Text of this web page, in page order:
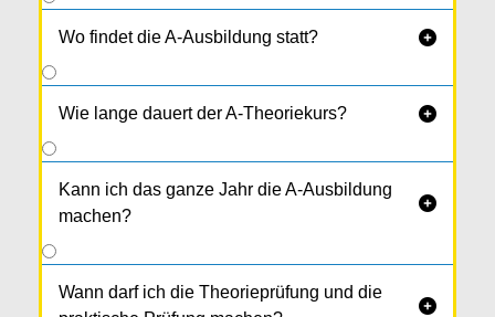
Wo findet die A-Ausbildung statt? 
Wie lange dauert der A-Theoriekurs? 
Kann ich das ganze Jahr die A-Ausbildung
machen?

Wann darf ich die Theorieprüfung und die
